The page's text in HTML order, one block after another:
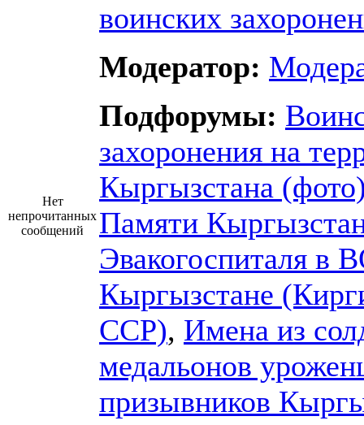
Нет
непрочитанных
сообщений
воинских
Модератор:
Подфорумы:
захоронения на
Кыргызстана
Памяти
Эвакогоспиталя в
Кыргызстане
ССР), Имена из
медальонов
призывников